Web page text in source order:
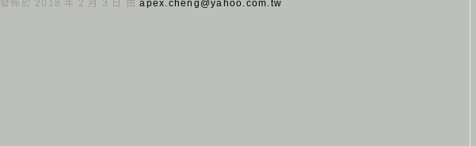
發佈於 2018 年 2 月 3 日 由apex.cheng@yahoo.com.tw